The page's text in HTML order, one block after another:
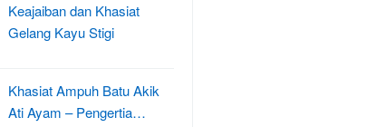
Keajaiban dan Khasiat
Gelang Kayu Stigi
Khasiat Ampuh Batu Akik
Ati Ayam – Pengertia…